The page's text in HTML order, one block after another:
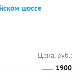
шоссе
Цена, руб.:
1900